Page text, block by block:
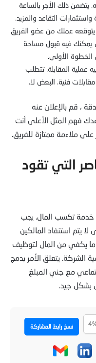
يتضمن ذلك الأجر بالساعة
التقاعد والمزيد.
يتوقعه عملك من عضو الفريق
يمكنك فيه قبول مساحة
الخطوة الأولى.
عملية المقابلة. تتطلب
فنية. البعض لا.
، قم بالإعلان عنه
فهم المثل الأعلى أنت
ملاءمة ممتازة للفريق.
التي تقود
خدمة تكسب المال. يجب
لا يتم استنفاد المالكين
يكفي من المال لتوظيف
الشركة. يتعلق الأمر بدمج
مع جني المبلغ
بشكل جيد.
نسخ رابط المشاركة